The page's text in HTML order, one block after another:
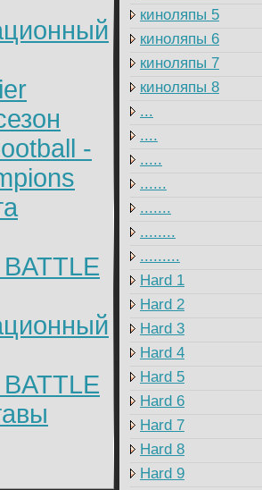
-
киноляпы 5
киноляпы 6
киноляпы 7
киноляпы 8
...
....
.....
......
.......
........
.........
Hard 1
Hard 2
Hard 3
Hard 4
Hard 5
Hard 6
Hard 7
Hard 8
Hard 9